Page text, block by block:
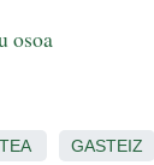
osoa
GASTEIZ